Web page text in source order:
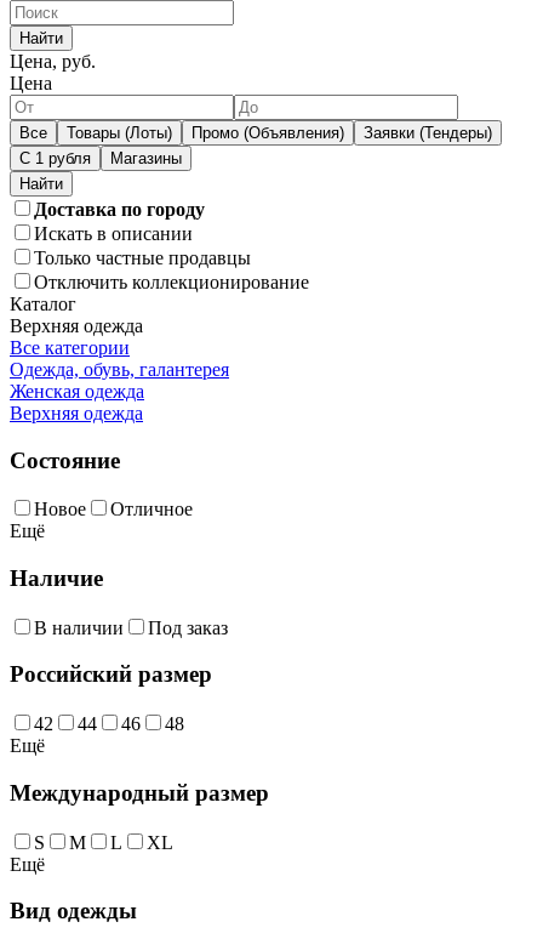
Найти
Цена, руб.
Цена
Все Товары (Лоты) Промо (Объявления)
Заявки (Тендеры)
С 1 рубля
Магазины
Доставка по городу
Искать в описании
Только частные продавцы
Отключить коллекционирование
Каталог
Верхняя одежда
Все категории
Одежда, обувь, галантерея
Женская одежда
Верхняя одежда
Состояние
Новое
Отличное
Ещё
Наличие
В наличии Под заказ
Российский размер
42 44 46
48
Ещё
Международный размер
S M L
XL
Ещё
Вид одежды